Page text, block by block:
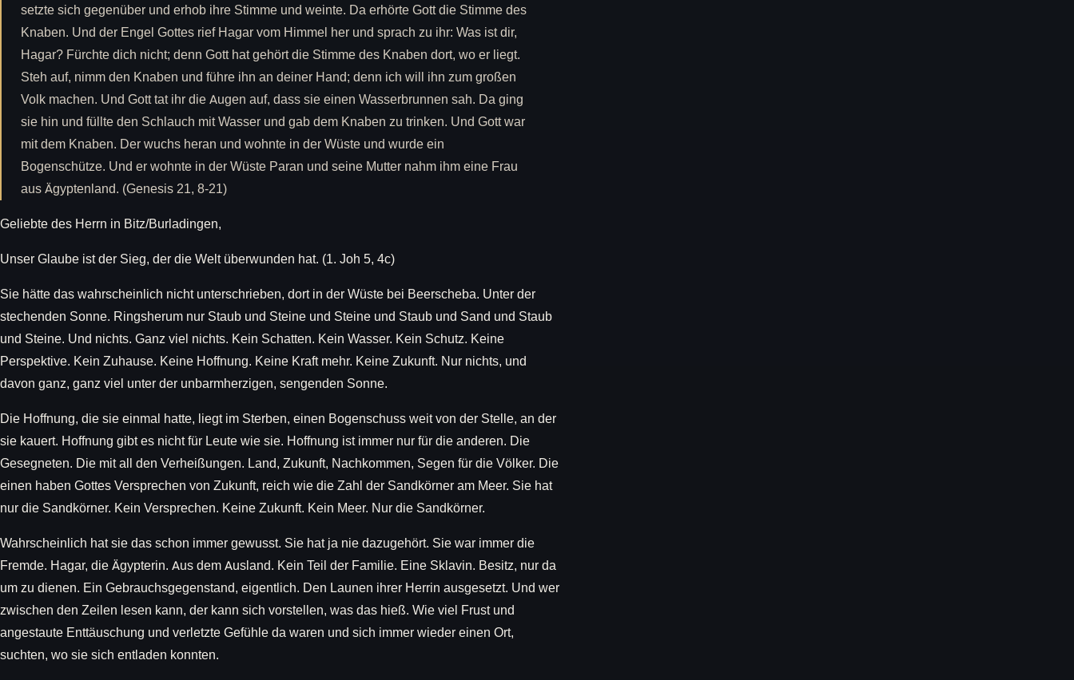
setzte sich gegenüber und erhob ihre Stimme und weinte. Da erhörte Gott die Stimme des
Knaben. Und der Engel Gottes rief Hagar vom Himmel her und sprach zu ihr: Was ist dir,
Hagar? Fürchte dich nicht; denn Gott hat gehört die Stimme des Knaben dort, wo er liegt.
Steh auf, nimm den Knaben und führe ihn an deiner Hand; denn ich will ihn zum großen
Volk machen. Und Gott tat ihr die Augen auf, dass sie einen Wasserbrunnen sah. Da ging
sie hin und füllte den Schlauch mit Wasser und gab dem Knaben zu trinken. Und Gott war
mit dem Knaben. Der wuchs heran und wohnte in der Wüste und wurde ein
Bogenschütze. Und er wohnte in der Wüste Paran und seine Mutter nahm ihm eine Frau
aus Ägyptenland. (Genesis 21, 8-21)
Geliebte des Herrn in Bitz/Burladingen,
Unser Glaube ist der Sieg, der die Welt überwunden hat. (1. Joh 5, 4c)
Sie hätte das wahrscheinlich nicht unterschrieben, dort in der Wüste bei Beerscheba. Unter der
stechenden Sonne. Ringsherum nur Staub und Steine und Steine und Staub und Sand und Staub
und Steine. Und nichts. Ganz viel nichts. Kein Schatten. Kein Wasser. Kein Schutz. Keine
Perspektive. Kein Zuhause. Keine Hoffnung. Keine Kraft mehr. Keine Zukunft. Nur nichts, und
davon ganz, ganz viel unter der unbarmherzigen, sengenden Sonne.
Die Hoffnung, die sie einmal hatte, liegt im Sterben, einen Bogenschuss weit von der Stelle, an der
sie kauert. Hoffnung gibt es nicht für Leute wie sie. Hoffnung ist immer nur für die anderen. Die
Gesegneten. Die mit all den Verheißungen. Land, Zukunft, Nachkommen, Segen für die Völker. Die
einen haben Gottes Versprechen von Zukunft, reich wie die Zahl der Sandkörner am Meer. Sie hat
nur die Sandkörner. Kein Versprechen. Keine Zukunft. Kein Meer. Nur die Sandkörner.
Wahrscheinlich hat sie das schon immer gewusst. Sie hat ja nie dazugehört. Sie war immer die
Fremde. Hagar, die Ägypterin. Aus dem Ausland. Kein Teil der Familie. Eine Sklavin. Besitz, nur da
um zu dienen. Ein Gebrauchsgegenstand, eigentlich. Den Launen ihrer Herrin ausgesetzt. Und wer
zwischen den Zeilen lesen kann, der kann sich vorstellen, was das hieß. Wie viel Frust und
angestaute Enttäuschung und verletzte Gefühle da waren und sich immer wieder einen Ort,
suchten, wo sie sich entladen konnten.